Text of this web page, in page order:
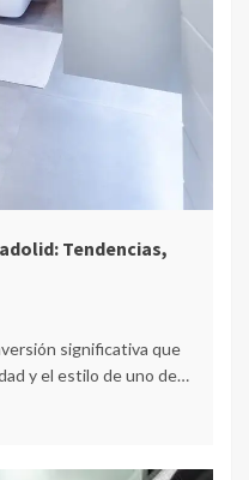
Tendencias,
significativa que
y el estilo de uno de…